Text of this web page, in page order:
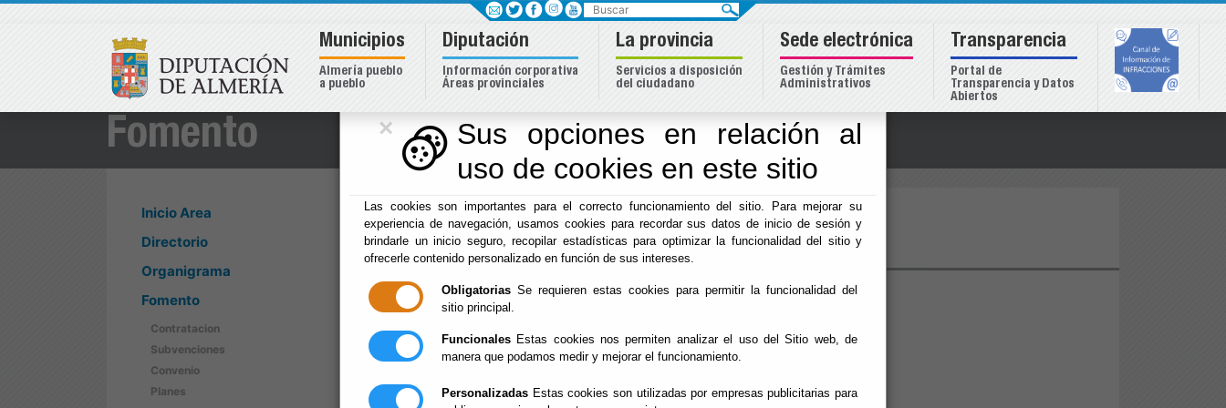
×
Sus opciones en relación al
uso de cookies en este sitio
Las cookies son importantes para el correcto funcionamiento del sitio. Para mejorar su
experiencia de navegación, usamos cookies para recordar sus datos de inicio de sesión y
brindarle un inicio seguro, recopilar estadísticas para optimizar la funcionalidad del sitio y
ofrecerle contenido personalizado en función de sus intereses.
Obligatorias Se requieren estas cookies para permitir la funcionalidad del
sitio principal.
Funcionales Estas cookies nos permiten analizar el uso del Sitio web, de
manera que podamos medir y mejorar el funcionamiento.
Personalizadas Estas cookies son utilizadas por empresas publicitarias para
Fomento
Inicio Area
Directorio
Organigrama
Fomento
Contratacion
Subvenciones
Convenio
Planes
Inicio -Fomento - Página Principal PFEA
Página Principal PFEA
Relación de Planes de Fomento de Empleo Agrario:
Obras PFEA 2013
Informe PFEA 2013
Informe PFEA 2014
Buscar
Municipios
Almería pueblo
a pueblo
Diputación
Información corporativa
Áreas provinciales
La provincia
Servicios a disposición
del ciudadano
Sede electrónica
Gestión y Trámites
Administrativos
Transparencia
Portal de
Transparencia y Datos
Abiertos